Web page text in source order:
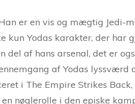
er en vis og mægtig Jedi-
Yodas karakter, der har
af hans arsenal, det er
af Yodas lyssværd
i The Empire Strikes
nøglerolle i den episke